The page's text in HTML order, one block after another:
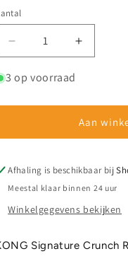
Aantal
verlagen
voor
Signature
Rope
Aantal
verhogen
Crunch
Rope
3 op voorraad
Aan
Afhaling is beschikbaar bij
Meestal klaar binnen 24 uur
Winkelgegevens bekijken
Signature Crunch